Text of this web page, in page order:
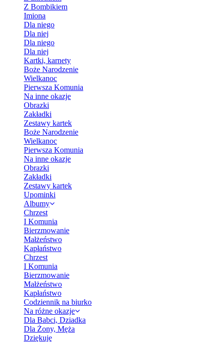
Z Bombikiem
Imiona
Dla niego
Dla niej
Dla niego
Dla niej
Kartki, karnety
Boże Narodzenie
Wielkanoc
Pierwsza Komunia
Na inne okazje
Obrazki
Zakładki
Zestawy kartek
Boże Narodzenie
Wielkanoc
Pierwsza Komunia
Na inne okazje
Obrazki
Zakładki
Zestawy kartek
Upominki
Albumy
Chrzest
I Komunia
Bierzmowanie
Małżeństwo
Kapłaństwo
Chrzest
I Komunia
Bierzmowanie
Małżeństwo
Kapłaństwo
Codziennik na biurko
Na różne okazje
Dla Babci, Dziadka
Dla Żony, Męża
Dziękuję